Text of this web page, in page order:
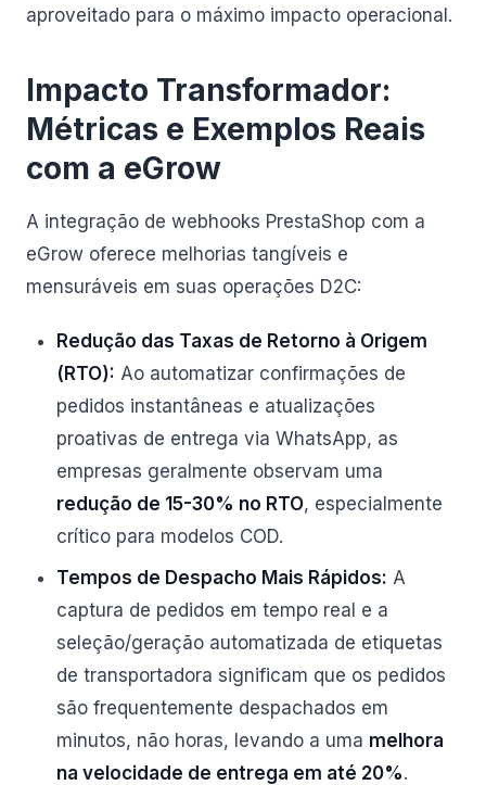
aproveitado para o máximo impacto operacional.
Impacto Transformador:
Métricas e Exemplos Reais
com a eGrow
A integração de webhooks PrestaShop com a
eGrow oferece melhorias tangíveis e
mensuráveis em suas operações D2C:
Redução das Taxas de Retorno à Origem
(RTO): Ao automatizar confirmações de
pedidos instantâneas e atualizações
proativas de entrega via WhatsApp, as
empresas geralmente observam uma
redução de 15-30% no RTO, especialmente
crítico para modelos COD.
Tempos de Despacho Mais Rápidos: A
captura de pedidos em tempo real e a
seleção/geração automatizada de etiquetas
de transportadora significam que os pedidos
são frequentemente despachados em
minutos, não horas, levando a uma melhora
na velocidade de entrega em até 20%.